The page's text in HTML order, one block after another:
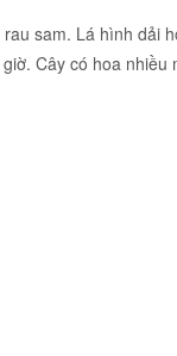
sam. Lá hình dải
Cây có hoa